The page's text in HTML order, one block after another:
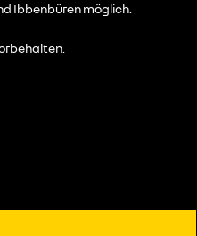
Ibbenbüren möglich.